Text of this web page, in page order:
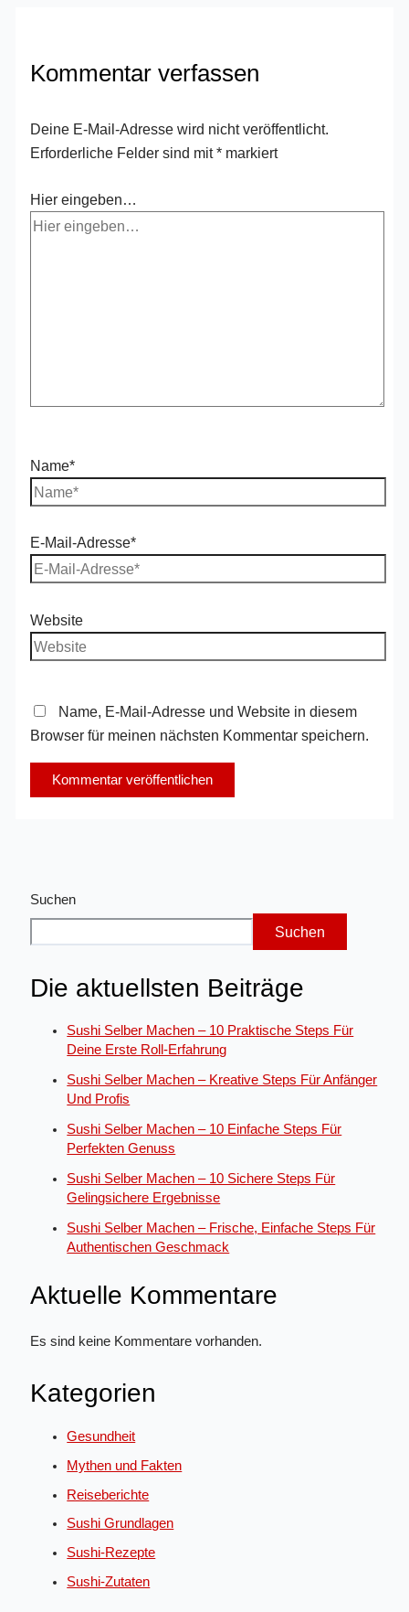
Kommentar verfassen
Deine E-Mail-Adresse wird nicht veröffentlicht.
Erforderliche Felder sind mit* markiert
Hier eingeben…
Name*
E-Mail-Adresse*
Website
Name, E-Mail-Adresse und Website in diesem
Browser für meinen nächsten Kommentar speichern.
Suchen
Suchen
Die aktuellsten Beiträge
Sushi Selber Machen – 10 Praktische Steps Für
Deine Erste Roll-Erfahrung
Sushi Selber Machen – Kreative Steps Für Anfänger
Und Profis
Sushi Selber Machen – 10 Einfache Steps Für
Perfekten Genuss
Sushi Selber Machen – 10 Sichere Steps Für
Gelingsichere Ergebnisse
Sushi Selber Machen – Frische, Einfache Steps Für
Authentischen Geschmack
Aktuelle Kommentare
Es sind keine Kommentare vorhanden.
Kategorien
Gesundheit
Mythen und Fakten
Reiseberichte
Sushi Grundlagen
Sushi-Rezepte
Sushi-Zutaten